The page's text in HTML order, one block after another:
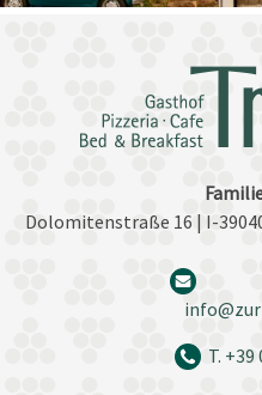
Dolomitenstraße 16 | I-
T. +39